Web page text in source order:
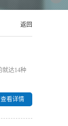
返回
就达14种
查看详情